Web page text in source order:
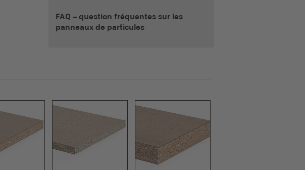
FAQ – question fréquentes sur les
panneaux de particules